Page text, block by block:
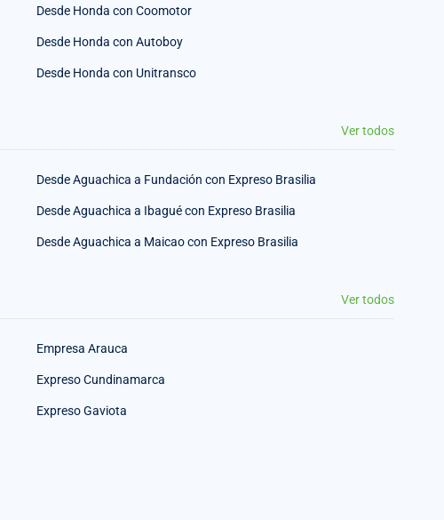
Desde Honda con Coomotor
Desde Honda con Autoboy
Desde Honda con Unitransco
Ver todos
Desde Aguachica a Fundación con Expreso Brasilia
Desde Aguachica a Ibagué con Expreso Brasilia
Desde Aguachica a Maicao con Expreso Brasilia
Ver todos
Empresa Arauca
Expreso Cundinamarca
Expreso Gaviota